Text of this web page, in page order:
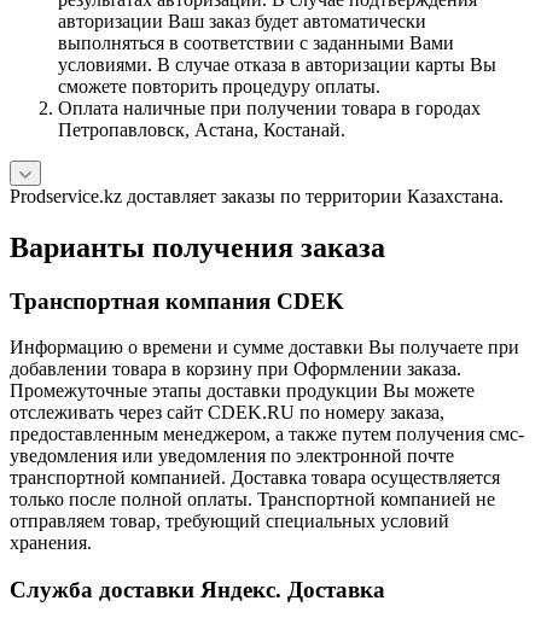
авторизации Ваш заказ будет автоматически
выполняться в соответствии с заданными Вами
условиями. В случае отказа в авторизации карты Вы
сможете повторить процедуру оплаты.
Оплата наличные при получении товара в городах
Петропавловск, Астана, Костанай.
Prodservice.kz доставляет заказы по территории Казахстана.
Варианты получения заказа
Транспортная компания CDEK
Информацию о времени и сумме доставки Вы получаете при
добавлении товара в корзину при Оформлении заказа.
Промежуточные этапы доставки продукции Вы можете
отслеживать через сайт CDEK.RU по номеру заказа,
предоставленным менеджером, а также путем получения смс-
уведомления или уведомления по электронной почте
транспортной компанией. Доставка товара осуществляется
только после полной оплаты. Транспортной компанией не
отправляем товар, требующий специальных условий
хранения.
Служба доставки Яндекс. Доставка